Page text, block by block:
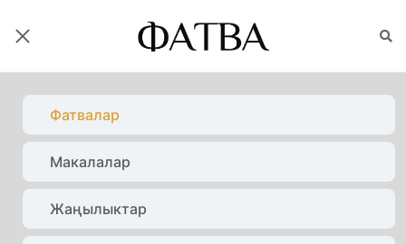
Фатвалар
Макалалар
Жаңылыктар
ФАТВАЛАР
Башкы бет Фатвалар Зекет